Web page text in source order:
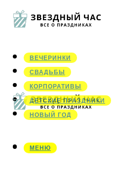
ВЕЧЕРИНКИ
СВАДЬБЫ
КОРПОРАТИВЫ
ДЕТСКИЕ ПРАЗДНИКИ
НОВЫЙ ГОД
МЕНЮ
МЕНЮ